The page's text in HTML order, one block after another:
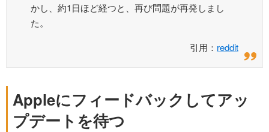
かし、約1日ほど経つと、再び問題が再発しまし
た。
引用： reddit
Appleにフィードバックしてアッ
プデートを待つ